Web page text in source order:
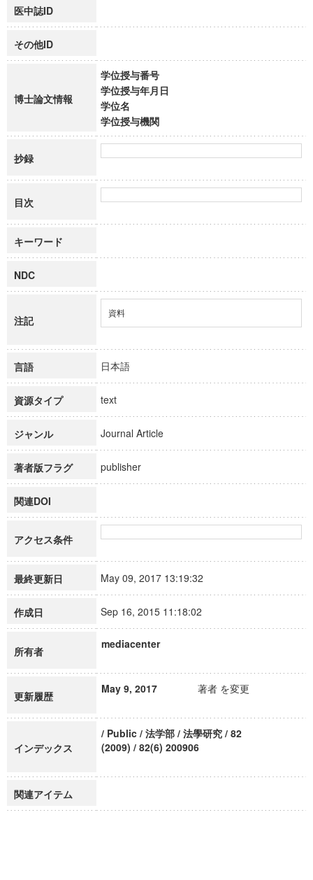
医中誌ID
その他ID
博士論文情報
学位授与番号
学位授与年月日
学位名
学位授与機関
抄録
目次
キーワード
NDC
注記
資料
言語 日本語
資源タイプ text
ジャンル Journal Article
著者版フラグ publisher
関連DOI
アクセス条件
最終更新日 May 09, 2017 13:19:32
作成日 Sep 16, 2015 11:18:02
所有者
mediacenter
更新履歴
May 9, 2017 著者 を変更
インデックス
/ Public / 法学部 / 法學研究 / 82
(2009) / 82(6) 200906
関連アイテム